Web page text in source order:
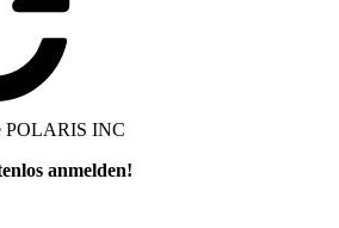
POLARIS INC
anmelden!